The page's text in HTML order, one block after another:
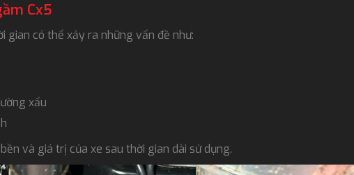
Cx5
gian có thể xảy ra những vấn đề như:
xấu
và giá trị của xe sau thời gian dài sử dụng.